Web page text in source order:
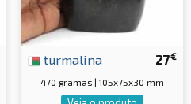
27€
turmalina
470 gramas | 105x75x30 mm